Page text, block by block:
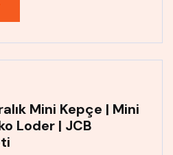
Mini Kepçe | Mini
Loder | JCB